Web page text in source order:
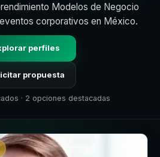
Modelos de Negocio
corporativos en México.
perfiles
propuesta
· 2 opciones destacadas